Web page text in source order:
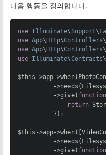
다음 행동을 정의합니다.
use Illuminate\Support\
use App\Http\Controllers\
use App\Http\Controllers
use Illuminate\Contracts\
$this->app-
-
          ->give(
function
return
          });
$this->app-
-
          ->give(
function